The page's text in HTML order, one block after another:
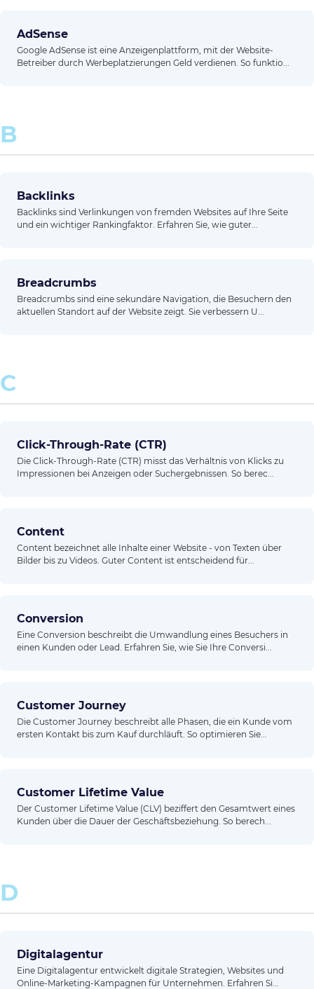
AdSense
Google AdSense ist eine Anzeigenplattform, mit der Website-
Betreiber durch Werbeplatzierungen Geld verdienen. So funktio...
B
Backlinks
Backlinks sind Verlinkungen von fremden Websites auf Ihre Seite
und ein wichtiger Rankingfaktor. Erfahren Sie, wie guter...
Breadcrumbs
Breadcrumbs sind eine sekundäre Navigation, die Besuchern den
aktuellen Standort auf der Website zeigt. Sie verbessern U...
C
Click-Through-Rate (CTR)
Die Click-Through-Rate (CTR) misst das Verhältnis von Klicks zu
Impressionen bei Anzeigen oder Suchergebnissen. So berec...
Content
Content bezeichnet alle Inhalte einer Website - von Texten über
Bilder bis zu Videos. Guter Content ist entscheidend für...
Conversion
Eine Conversion beschreibt die Umwandlung eines Besuchers in
einen Kunden oder Lead. Erfahren Sie, wie Sie Ihre Conversi...
Customer Journey
Die Customer Journey beschreibt alle Phasen, die ein Kunde vom
ersten Kontakt bis zum Kauf durchläuft. So optimieren Sie...
Customer Lifetime Value
Der Customer Lifetime Value (CLV) beziffert den Gesamtwert eines
Kunden über die Dauer der Geschäftsbeziehung. So berech...
D
Digitalagentur
Eine Digitalagentur entwickelt digitale Strategien, Websites und
Online-Marketing-Kampagnen für Unternehmen. Erfahren Si...